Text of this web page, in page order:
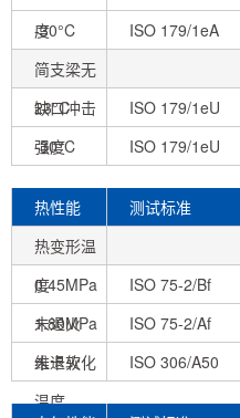
度
-30°C
ISO 179/1eA
简支梁无
缺口冲击
强度
23°C ISO 179/1eU
-30°C
ISO 179/1eU
热性能 测试标准
热变形温
度
0.45MPa
未退火
ISO 75-2/Bf
1.80MPa
未退火
ISO 75-2/Af
维卡软化
温度
ISO 306/A50